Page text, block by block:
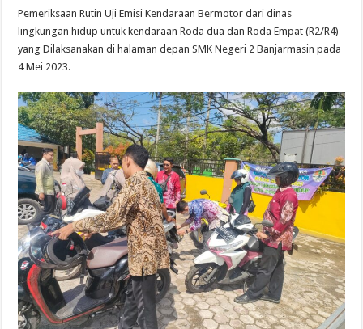
Pemeriksaan Rutin Uji Emisi Kendaraan Bermotor dari dinas
lingkungan hidup untuk kendaraan Roda dua dan Roda Empat (R2/R4)
yang Dilaksanakan di halaman depan SMK Negeri 2 Banjarmasin pada
4 Mei 2023.